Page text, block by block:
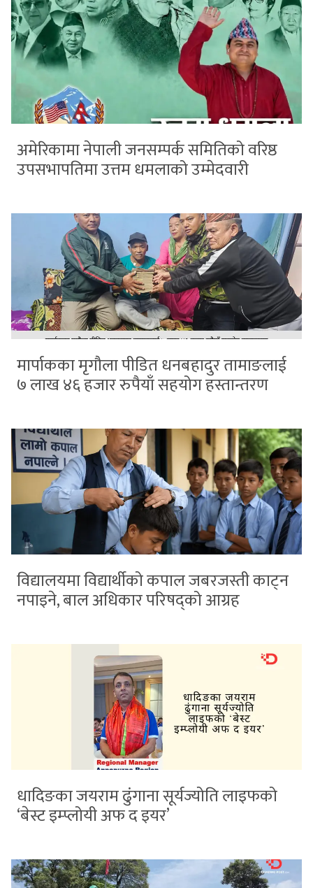
अमेरिकामा नेपाली जनसम्पर्क समितिको वरिष्ठ
उपसभापतिमा उत्तम धमलाको उम्मेदवारी
मार्पाकका मृगौला पीडित धनबहादुर तामाङलाई
७ लाख ४६ हजार रुपैयाँ सहयोग हस्तान्तरण
विद्यालयमा विद्यार्थीको कपाल जबरजस्ती काट्न
नपाइने, बाल अधिकार परिषद्को आग्रह
धादिङका जयराम ढुंगाना सूर्यज्योति लाइफको
‘बेस्ट इम्प्लोयी अफ द इयर’